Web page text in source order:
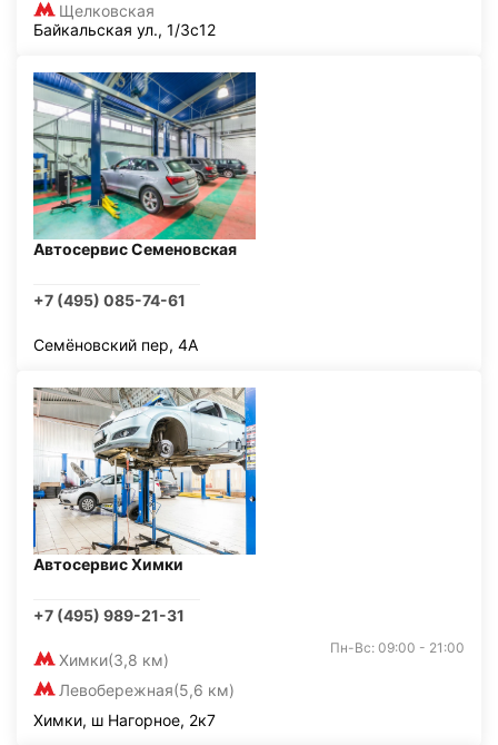
Щелковская
Байкальская ул., 1/3с12
Автосервис Семеновская
+7 (495) 085-74-61
Семёновский пер, 4А
Автосервис Химки
+7 (495) 989-21-31
Химки(3,8 км)
Левобережная(5,6 км)
Пн-Вс: 09:00 - 21:00
Химки, ш Нагорное, 2к7